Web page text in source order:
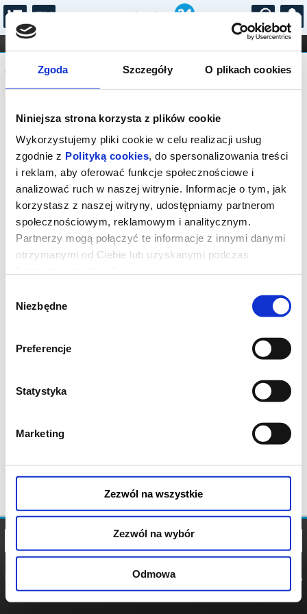
Zgoda Szczegóły O plikach cookies
Niniejsza strona korzysta z plików cookie
Wykorzystujemy pliki cookie w celu realizacji usług
zgodnie z Polityką cookies, do spersonalizowania treści
i reklam, aby oferować funkcje społecznościowe i
analizować ruch w naszej witrynie. Informacje o tym, jak
korzystasz z naszej witryny, udostępniamy partnerom
społecznościowym, reklamowym i analitycznym.
Partnerzy mogą połączyć te informacje z innymi danymi
otrzymanymi od Ciebie lub uzyskanymi podczas
zgody
Niezbędne
Preferencje
Statystyka
Marketing
Zezwól na wszystkie
Zezwól na wybór
Odmowa
...
FILHARMONIA OPERA I BALET
STAND-UP
DLA DZIECI
Komunikat
Sprzedaż biletów na niniejsze
wydarzenie została zakończona. Zapytaj
w Kasie instytucji o dostępność biletów
na wydarzenie.
POLITYKA
POLITYKA